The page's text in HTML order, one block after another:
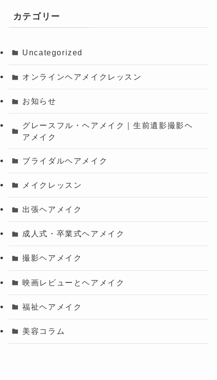
カテゴリー
Uncategorized
オンラインヘアメイクレッスン
お知らせ
グレースフル・ヘアメイク｜生前遺影撮影ヘ
アメイク
ブライダルヘアメイク
メイクレッスン
出張ヘアメイク
成人式・卒業式ヘアメイク
撮影ヘアメイク
映画レビューとヘアメイク
福祉ヘアメイク
美容コラム